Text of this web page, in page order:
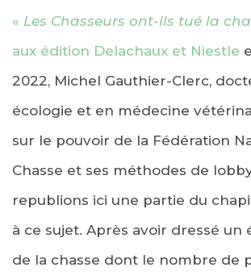
« Les Chasseurs ont-ils tué la
aux édition Delachaux et Niestle
2022, Michel Gauthier-Clerc,
écologie et en médecine
sur le pouvoir de la Fédération
Chasse et ses méthodes de
republions ici une partie du
à ce sujet. Après avoir dressé un
de la chasse dont le nombre de